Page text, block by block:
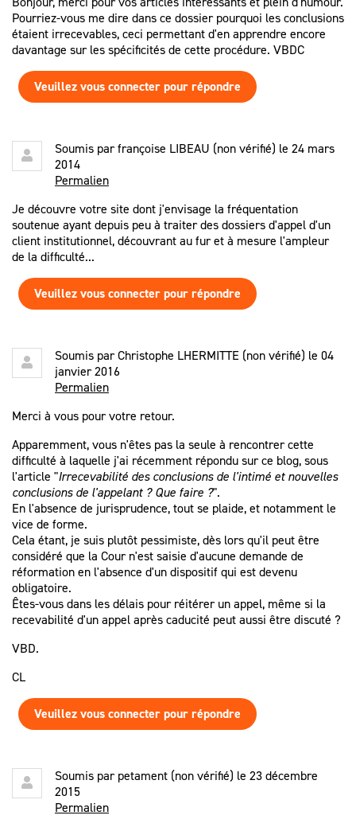
Pourriez-vous me dire dans ce dossier pourquoi les conclusions
étaient irrecevables, ceci permettant d'en apprendre encore
davantage sur les spécificités de cette procédure. VBDC
Veuillez vous connecter pour répondre
Soumis parfrançoise LIBEAU (non vérifié) le 24 mars
2014
Permalien
Je découvre votre site dont j'envisage la fréquentation
soutenue ayant depuis peu à traiter des dossiers d'appel d'un
client institutionnel, découvrant au fur et à mesure l'ampleur
de la difficulté...
Veuillez vous connecter pour répondre
Soumis parChristophe LHERMITTE (non vérifié) le 04
janvier 2016
Permalien
Merci à vous pour votre retour.
Apparemment, vous n'êtes pas la seule à rencontrer cette
difficulté à laquelle j'ai récemment répondu sur ce blog, sous
l'article "Irrecevabilité des conclusions de l'intimé et nouvelles
conclusions de l'appelant ? Que faire ?".
En l'absence de jurisprudence, tout se plaide, et notamment le
vice de forme.
Cela étant, je suis plutôt pessimiste, dès lors qu'il peut être
considéré que la Cour n'est saisie d'aucune demande de
réformation en l'absence d'un dispositif qui est devenu
obligatoire.
Êtes-vous dans les délais pour réitérer un appel, même si la
recevabilité d'un appel après caducité peut aussi être discuté ?
VBD.
CL
Veuillez vous connecter pour répondre
Soumis parpetament (non vérifié) le 23 décembre
2015
Permalien